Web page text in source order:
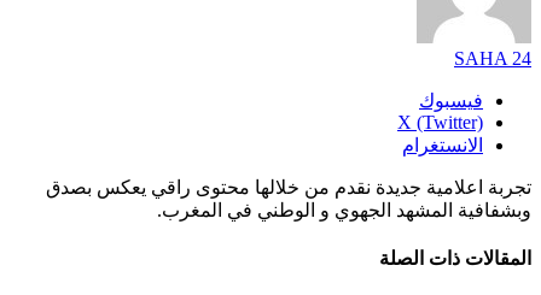
SAHA 24
فيسبوك
X (Twitter)
الانستغرام
تجربة اعلامية جديدة نقدم من خلالها محتوى راقي يعكس بصدق
وبشفافية المشهد الجهوي و الوطني في المغرب.
المقالات ذات الصلة